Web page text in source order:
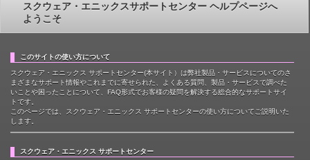
スクウェア・エニックスサポートセンター ヘルプページへ
ようこそ
このサイトの使い方について
スクウェア・エニックス サポートセンター(本サイト）は弊社製品・サービスについてのさ
まざまなサポート情報やこれまでに寄せられた、よくある質問、製品・サービスで調べた
いことや困ったことについて、FAQ形式でお客様の疑問を解決する総合的なサポートサイ
トです。
このページでは、スクウェア・エニックス サポートセンターの使い方についてご説明いた
します。
スクウェア・エニックス サポートセンター